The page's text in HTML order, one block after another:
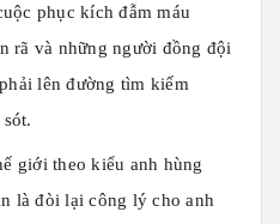
phục kích đẫm máu
rã và những người đồng đội
lên đường tìm kiếm
giới theo kiểu anh hùng
là đòi lại công lý cho anh